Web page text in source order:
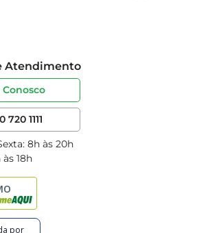
Atendimento
Conosco
720 1111
8h às 20h
18h